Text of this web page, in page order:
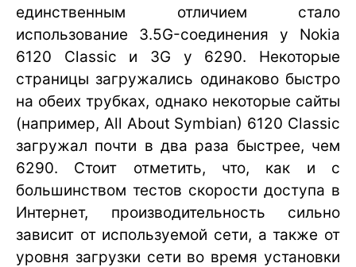
единственным отличием стало
использование 3.5G-соединения у Nokia
6120 Classic и 3G у 6290. Некоторые
страницы загружались одинаково быстро
на обеих трубках, однако некоторые сайты
(например, All About Symbian) 6120 Classic
загружал почти в два раза быстрее, чем
6290. Стоит отметить, что, как и с
большинством тестов скорости доступа в
Интернет, производительность сильно
зависит от используемой сети, а также от
уровня загрузки сети во время установки